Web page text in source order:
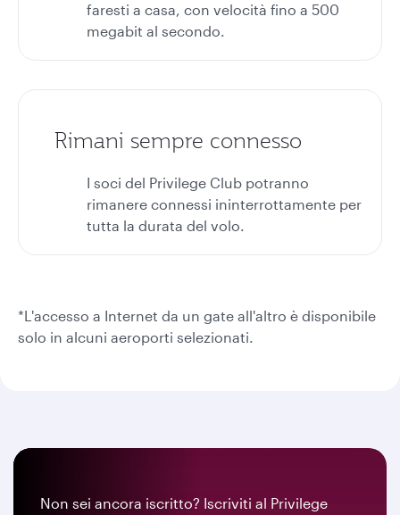
faresti a casa, con velocità fino a 500
megabit al secondo.
Rimani sempre connesso
I soci del Privilege Club potranno
rimanere connessi ininterrottamente per
tutta la durata del volo.
*L'accesso a Internet da un gate all'altro è disponibile
solo in alcuni aeroporti selezionati.
Non sei ancora iscritto? Iscriviti al Privilege